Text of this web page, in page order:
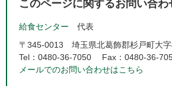
このページに関するお問い合わ
給食センター
代表
〒345-0013
埼玉県北葛飾郡杉戸町大
Tel：0480-36-7050
Fax：0480-36-
メールでのお問い合わせはこちら